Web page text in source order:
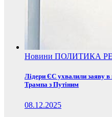
Новини ПОЛИТИКА
Лідери ЄС ухвалили заяву в
Трампа з Путіним
08.12.2025